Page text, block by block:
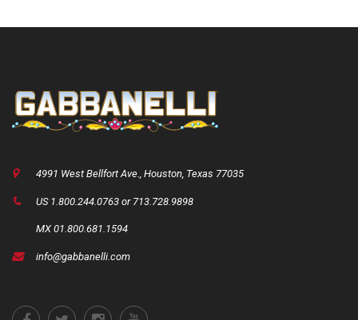
4991 West Bellfort Ave., Houston, Texas 77035
US 1.800.244.0763 or 713.728.9898
MX 01.800.681.1594
info@gabbanelli.com